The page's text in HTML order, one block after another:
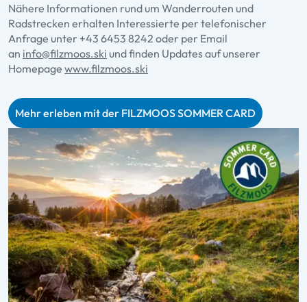
Nähere Informationen rund um Wanderrouten und
Radstrecken erhalten Interessierte per telefonischer
Anfrage unter +43 6453 8242 oder per Email
an info@filzmoos.ski und finden Updates auf unserer
Homepage www.filzmoos.ski
Mehr erleben mit der FILZMOOS SOMMER CARD